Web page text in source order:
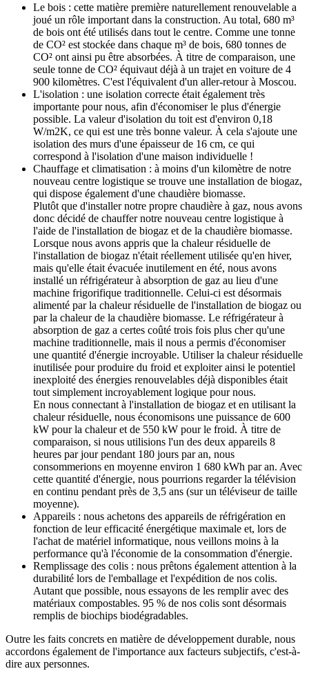
Le bois : cette matière première naturellement renouvelable a
joué un rôle important dans la construction. Au total, 680 m³
de bois ont été utilisés dans tout le centre. Comme une tonne
de CO² est stockée dans chaque m³ de bois, 680 tonnes de
CO² ont ainsi pu être absorbées. À titre de comparaison, une
seule tonne de CO² équivaut déjà à un trajet en voiture de 4
900 kilomètres. C'est l'équivalent d'un aller-retour à Moscou.
L'isolation : une isolation correcte était également très
importante pour nous, afin d'économiser le plus d'énergie
possible. La valeur d'isolation du toit est d'environ 0,18
W/m2K, ce qui est une très bonne valeur. À cela s'ajoute une
isolation des murs d'une épaisseur de 16 cm, ce qui
correspond à l'isolation d'une maison individuelle !
Chauffage et climatisation : à moins d'un kilomètre de notre
nouveau centre logistique se trouve une installation de biogaz,
qui dispose également d'une chaudière biomasse.
Plutôt que d'installer notre propre chaudière à gaz, nous avons
donc décidé de chauffer notre nouveau centre logistique à
l'aide de l'installation de biogaz et de la chaudière biomasse.
Lorsque nous avons appris que la chaleur résiduelle de
l'installation de biogaz n'était réellement utilisée qu'en hiver,
mais qu'elle était évacuée inutilement en été, nous avons
installé un réfrigérateur à absorption de gaz au lieu d'une
machine frigorifique traditionnelle. Celui-ci est désormais
alimenté par la chaleur résiduelle de l'installation de biogaz ou
par la chaleur de la chaudière biomasse. Le réfrigérateur à
absorption de gaz a certes coûté trois fois plus cher qu'une
machine traditionnelle, mais il nous a permis d'économiser
une quantité d'énergie incroyable. Utiliser la chaleur résiduelle
inutilisée pour produire du froid et exploiter ainsi le potentiel
inexploité des énergies renouvelables déjà disponibles était
tout simplement incroyablement logique pour nous.
En nous connectant à l'installation de biogaz et en utilisant la
chaleur résiduelle, nous économisons une puissance de 600
kW pour la chaleur et de 550 kW pour le froid. À titre de
comparaison, si nous utilisions l'un des deux appareils 8
heures par jour pendant 180 jours par an, nous
consommerions en moyenne environ 1 680 kWh par an. Avec
cette quantité d'énergie, nous pourrions regarder la télévision
en continu pendant près de 3,5 ans (sur un téléviseur de taille
moyenne).
Appareils : nous achetons des appareils de réfrigération en
fonction de leur efficacité énergétique maximale et, lors de
l'achat de matériel informatique, nous veillons moins à la
performance qu'à l'économie de la consommation d'énergie.
Remplissage des colis : nous prêtons également attention à la
durabilité lors de l'emballage et l'expédition de nos colis.
Autant que possible, nous essayons de les remplir avec des
matériaux compostables. 95 % de nos colis sont désormais
remplis de biochips biodégradables.
Outre les faits concrets en matière de développement durable, nous
accordons également de l'importance aux facteurs subjectifs, c'est-à-
dire aux personnes.